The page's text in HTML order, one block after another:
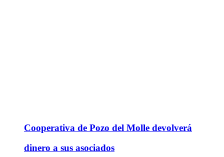
Cooperativa de Pozo del Molle devolverá
dinero a sus asociados